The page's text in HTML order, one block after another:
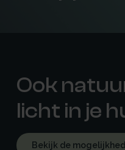
Ook
licht in je
Bekijk de